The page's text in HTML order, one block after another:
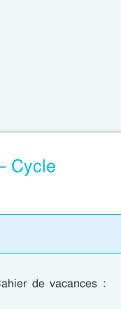
Cycle
de vacances :